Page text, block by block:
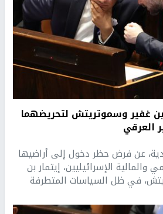
غفير وسموتريتش لتحريضهما
العرقي
عن فرض حظر دخول إلى أراضيها
الإسرائيليين، إيتمار بن
في ظل السياسات المتطرفة